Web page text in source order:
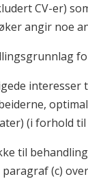
CV-er)
angir noe
interesser
(i forhold
til
paragraf (c)